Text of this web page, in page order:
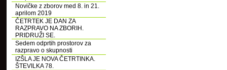
Novičke z zborov med 8. in 21.
aprilom 2019
ČETRTEK JE DAN ZA
RAZPRAVO NA ZBORIH.
PRIDRUŽI SE.
Sedem odprtih prostorov za
razpravo o skupnosti
IZŠLA JE NOVA ČETRTINKA.
ŠTEVILKA 78.